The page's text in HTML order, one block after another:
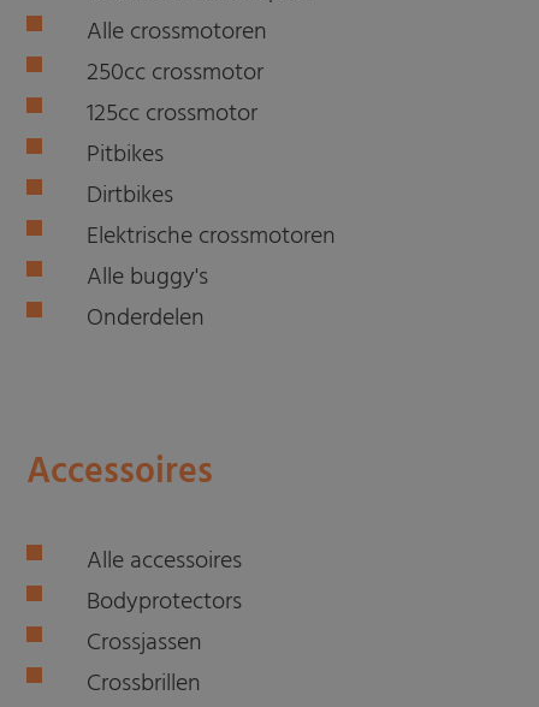
Alle crossmotoren
250cc crossmotor
125cc crossmotor
Pitbikes
Dirtbikes
Elektrische crossmotoren
Alle buggy's
Onderdelen
Accessoires
Alle accessoires
Bodyprotectors
Crossjassen
Crossbrillen